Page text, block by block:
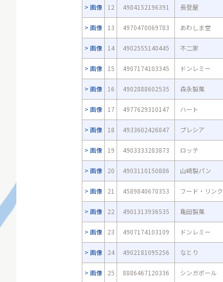
画像 12 4984152196391 長登屋
画像 13 4970470069783 あわしま堂
画像 14 4902555140445 不二家
画像 15 4907174103345 ドンレミー
画像 16 4902888602535 森永製菓
画像 17 4977629310147 ハート
画像 18 4933602426847 プレシア
画像 19 4903333283873 ロッテ
画像 20 4903110150886 山崎製パン
画像 21 4589840670353 フード・リンク
画像 22 4901313936535 亀田製菓
画像 23 4907174103109 ドンレミー
画像 24 4902181095256 なとり
画像 25 8886467120336 シンガポール